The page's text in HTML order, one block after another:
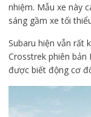
nhiệm. Mẫu xe này
sáng gầm xe tối
Subaru hiện vẫn rất
Crosstrek phiên
được biết động cơ